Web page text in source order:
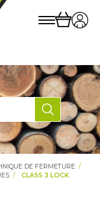
DE FERMETURE
CLASS 3 LOCK